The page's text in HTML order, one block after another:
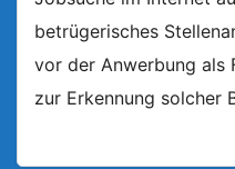
betrügerisches
vor der Anwerbung als
zur Erkennung solcher